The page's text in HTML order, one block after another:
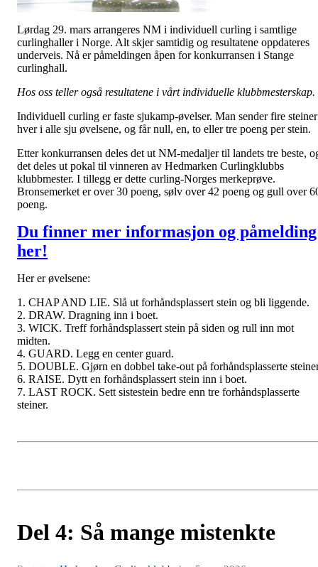
Lørdag 29. mars arrangeres NM i individuell curling i samtlige
curlinghaller i Norge. Alt skjer samtidig og resultatene oppdateres
underveis. Nå er påmeldingen åpen for konkurransen i Stange
curlinghall.
Hos oss teller også resultatene i vårt individuelle klubbmesterskap.
Individuell curling er faste sjukamp-øvelser. Man sender fire steiner
hver i alle sju øvelsene, og får null, en, to eller tre poeng per stein.
Etter konkurransen deles det ut NM-medaljer til landets tre beste,
det deles ut pokal til vinneren av Hedmarken Curlingklubbs
klubbmester. I tillegg er dette curling-Norges merkeprøve.
Bronsemerket er over 30 poeng, sølv over 42 poeng og gull over
poeng.
Du finner mer informasjon og påmelding
her!
Her er øvelsene:
1. CHAP AND LIE. Slå ut forhåndsplassert stein og bli liggende.
2. DRAW. Dragning inn i boet.
3. WICK. Treff forhåndsplassert stein på siden og rull inn mot
midten.
4. GUARD. Legg en center guard.
5. DOUBLE. Gjørn en dobbel take-out på forhåndsplasserte
6. RAISE. Dytt en forhåndsplassert stein inn i boet.
7. LAST ROCK. Sett sistestein bedre enn tre forhåndsplasserte
steiner.
Del 4: Så mange mistenkte